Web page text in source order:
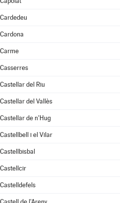
Cardedeu
Cardona
Carme
Casserres
Castellar del Riu
Castellar del Vallès
Castellar de n'Hug
Castellbell i el Vilar
Castellbisbal
Castellcir
Castelldefels